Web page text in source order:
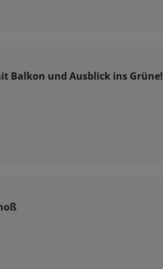
Balkon und Ausblick ins Grüne!